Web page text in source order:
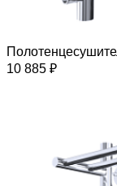
10 885 ₽